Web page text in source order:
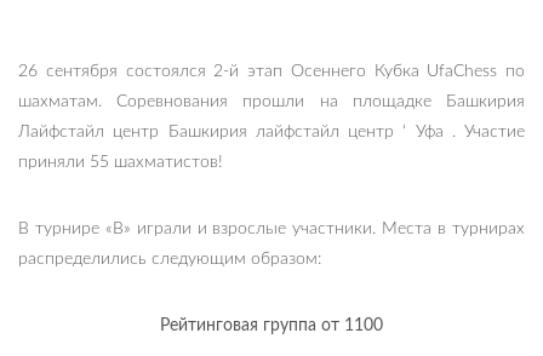
26 сентября состоялся 2-й этап Осеннего Кубка UfaChess по
шахматам. Соревнования прошли на площадке Башкирия
Лайфстайл центр Башкирия лайфстайл центр ‘ Уфа . Участие
приняли 55 шахматистов!
В турнире «В» играли и взрослые участники. Места в турнирах
распределились следующим образом:
Рейтинговая группа от 1100